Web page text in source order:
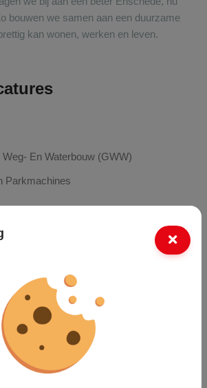
bouwen we samen aan een duurzame
kan wonen, werken en leven.
En Waterbouw (GWW)
Parkmachines
Jaarverslag 2025
Waardering voor